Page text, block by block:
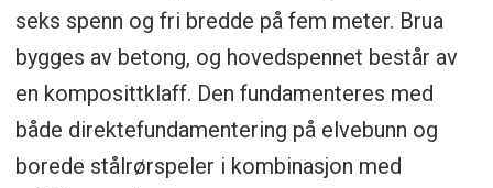
seks spenn og fri bredde på fem meter. Brua
bygges av betong, og hovedspennet består av
en komposittklaff. Den fundamenteres med
både direktefundamentering på elvebunn og
borede stålrørspeler i kombinasjon med